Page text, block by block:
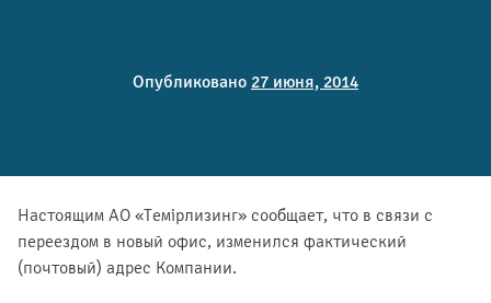
Опубликовано 27 июня, 2014
Настоящим АО «Темiрлизинг» сообщает, что в связи с
переездом в новый офис, изменился фактический
(почтовый) адрес Компании.